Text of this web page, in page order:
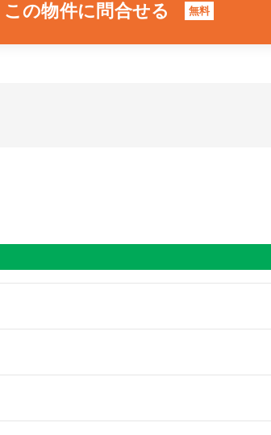
この物件に問合せる 無料